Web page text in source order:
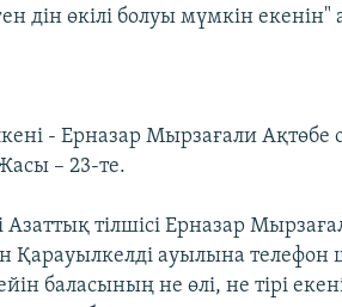
дін өкілі болуы мүмкін екенін"
- Ерназар Мырзағали
– 23-те.
тілшісі Ерназар
Қарауылкелді ауылына телефон
баласының не өлі, не тірі